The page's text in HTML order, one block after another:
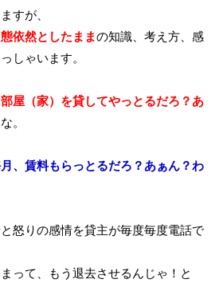
すが、
態依然としたままの知識、考え方、感
しゃいます。
屋（家）を貸してやっとるだろ？あ
。
、賃料もらっとるだろ？あぁん？わ
怒りの感情を貸主が毎度毎度電話で
って、もう退去させるんじゃ！と